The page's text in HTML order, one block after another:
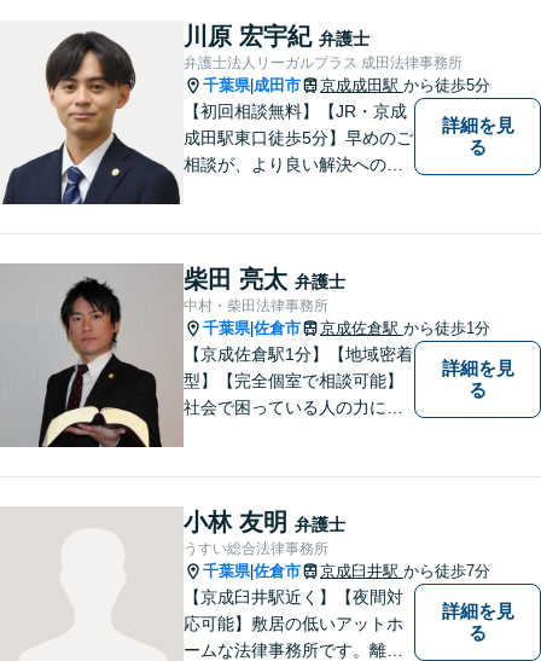
す。
川原 宏宇紀 弁護士
弁護士法人リーガルプラス 成田法律事務所
千葉県| 成田市 京成成田駅 から徒歩5分
【初回相談無料】【JR・京成
成田駅東口徒歩5分】早めのご
相談が、より良い解決への第
す。どんな些細なことでも構
いませんので、遠慮なくご相
談ください。
詳細を見
る
柴田 亮太 弁護士
中村・柴田法律事務所
千葉県|佐倉市 京成佐倉駅 から徒歩1分
【京成佐倉駅1分】【地域密着
型】【完全個室で相談可能】
社会で困っている人の力にな
相続、離婚・男女問題、交通
事故の案件を広く受け付けて
います。 ぜひご相談くださ
い。
詳細を見
る
小林 友明 弁護士
うすい総合法律事務所
千葉県|佐倉市 京成臼井駅 から徒歩7分
【京成臼井駅近く】【夜間対
応可能】敷居の低いアットホ
ームな法律事務所です。離婚
詳細を見
る